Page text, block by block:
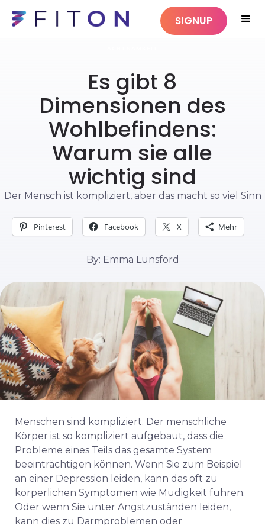
SIGNUP
Es gibt 8
Dimensionen des
Wohlbefindens:
Warum sie alle
wichtig sind
Der Mensch ist kompliziert, aber das macht so viel Sinn
Pinterest Facebook X Mehr
By: Emma Lunsford
Menschen sind kompliziert. Der menschliche
Körper ist so kompliziert aufgebaut, dass die
Probleme eines Teils das gesamte System
beeinträchtigen können. Wenn Sie zum Beispiel
an einer Depression leiden, kann das oft zu
körperlichen Symptomen wie Müdigkeit führen.
Oder wenn Sie unter Angstzuständen leiden,
kann dies zu Darmproblemen oder